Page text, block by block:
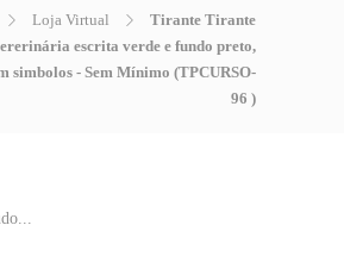
Loja Virtual
Tirante Tirante
escrita verde e fundo preto,
simbolos - Sem Mínimo (TPCURSO-
96 )